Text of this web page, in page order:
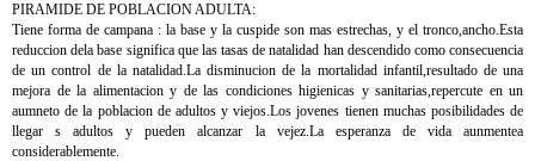
PIRAMIDE DE POBLACION ADULTA:
Tiene forma de campana : la base y la cuspide son mas estrechas, y el tronco,ancho.Esta
reduccion dela base significa que las tasas de natalidad han descendido como consecuencia
de un control de la natalidad.La disminucion de la mortalidad infantil,resultado de una
mejora de la alimentacion y de las condiciones higienicas y sanitarias,repercute en un
aumneto de la poblacion de adultos y viejos.Los jovenes tienen muchas posibilidades de
llegar s adultos y pueden alcanzar la vejez.La esperanza de vida aunmentea
considerablemente.